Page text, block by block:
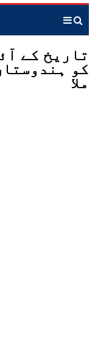
کو
ملا